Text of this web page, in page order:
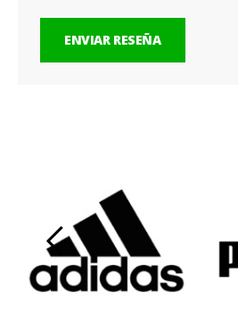
ENVIAR RESEÑA
‹